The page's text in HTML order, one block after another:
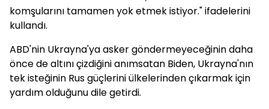
komşularını tamamen yok etmek istiyor." ifadelerini
kullandı.
ABD'nin Ukrayna'ya asker göndermeyeceğinin daha
önce de altını çizdiğini anımsatan Biden, Ukrayna'nın
tek isteğinin Rus güçlerini ülkelerinden çıkarmak için
yardım olduğunu dile getirdi.